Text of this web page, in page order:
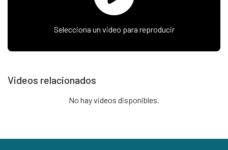
Selecciona un video para reproducir
Videos relacionados
No hay videos disponibles.